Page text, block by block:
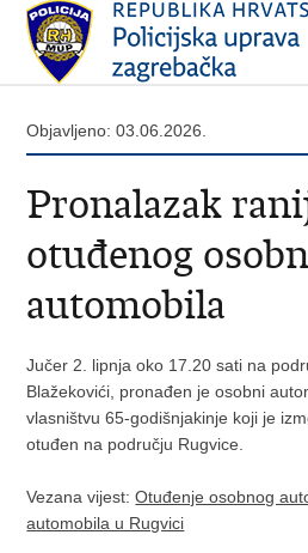
Objavljeno: 03.06.2026.
Pronalazak
otuđenog
automobila
Jučer 2. lipnja oko 17.20 sati na
Blažekovići, pronađen je osobni
vlasništvu 65-godišnjakinje koji je
otuđen na području Rugvice.
Vezana vijest:Otuđenje osobnog
automobila u Rugvici